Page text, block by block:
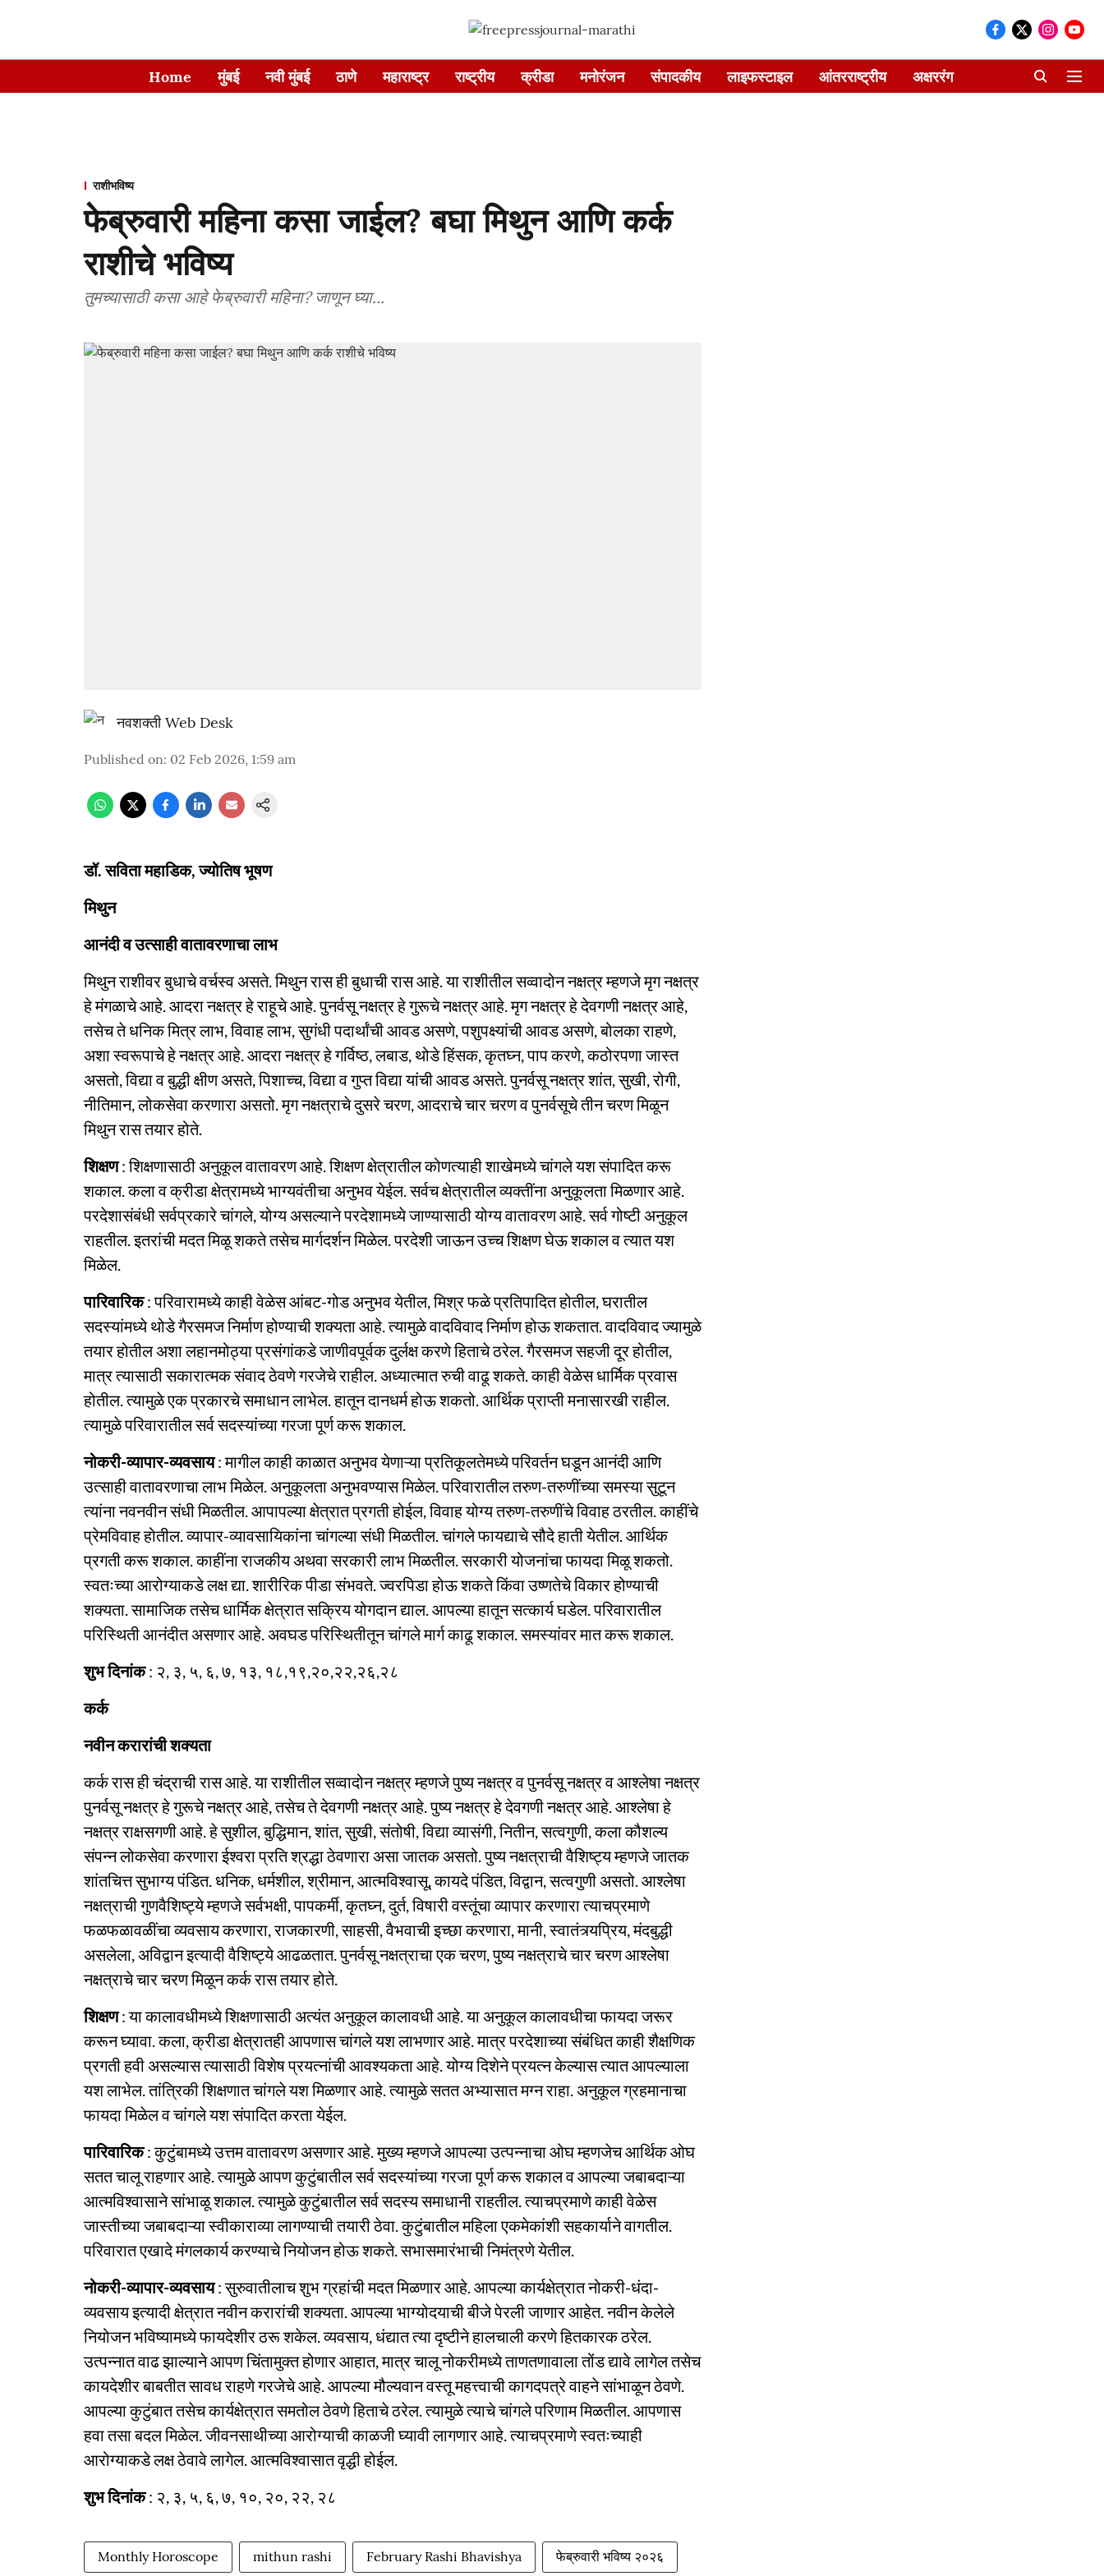
Home मुंबई नवी मुंबई ठाणे महाराष्ट्र राष्ट्रीय क्रीडा मनोरंजन संपादकीय लाइफस्टाइल आंतरराष्ट्रीय अक्षररंग
राशीभविष्य
फेब्रुवारी महिना कसा जाईल? बघा मिथुन आणि कर्क
राशीचे भविष्य
तुमच्यासाठी कसा आहे फेब्रुवारी महिना? जाणून घ्या...
नवशक्ती Web Desk
Published on: 02 Feb 2026, 1:59 am
डॉ. सविता महाडिक, ज्योतिष भूषण
मिथुन
आनंदी व उत्साही वातावरणाचा लाभ
मिथुन राशीवर बुधाचे वर्चस्व असते. मिथुन रास ही बुधाची रास आहे. या राशीतील सव्वादोन नक्षत्र म्हणजे मृग नक्षत्र
हे मंगळाचे आहे. आदरा नक्षत्र हे राहूचे आहे. पुनर्वसू नक्षत्र हे गुरूचे नक्षत्र आहे. मृग नक्षत्र हे देवगणी नक्षत्र आहे,
तसेच ते धनिक मित्र लाभ, विवाह लाभ, सुगंधी पदार्थांची आवड असणे, पशुपक्ष्यांची आवड असणे, बोलका राहणे,
अशा स्वरूपाचे हे नक्षत्र आहे. आदरा नक्षत्र हे गर्विष्ठ, लबाड, थोडे हिंसक, कृतघ्न, पाप करणे, कठोरपणा जास्त
असतो, विद्या व बुद्धी क्षीण असते, पिशाच्च, विद्या व गुप्त विद्या यांची आवड असते. पुनर्वसू नक्षत्र शांत, सुखी, रोगी,
नीतिमान, लोकसेवा करणारा असतो. मृग नक्षत्राचे दुसरे चरण, आदराचे चार चरण व पुनर्वसूचे तीन चरण मिळून
मिथुन रास तयार होते.
शिक्षण: शिक्षणासाठी अनुकूल वातावरण आहे. शिक्षण क्षेत्रातील कोणत्याही शाखेमध्ये चांगले यश संपादित करू
शकाल. कला व क्रीडा क्षेत्रामध्ये भाग्यवंतीचा अनुभव येईल. सर्वच क्षेत्रातील व्यक्तींना अनुकूलता मिळणार आहे.
परदेशासंबंधी सर्वप्रकारे चांगले, योग्य असल्याने परदेशामध्ये जाण्यासाठी योग्य वातावरण आहे. सर्व गोष्टी अनुकूल
राहतील. इतरांची मदत मिळू शकते तसेच मार्गदर्शन मिळेल. परदेशी जाऊन उच्च शिक्षण घेऊ शकाल व त्यात यश
मिळेल.
पारिवारिक: परिवारामध्ये काही वेळेस आंबट-गोड अनुभव येतील, मिश्र फळे प्रतिपादित होतील, घरातील
सदस्यांमध्ये थोडे गैरसमज निर्माण होण्याची शक्यता आहे. त्यामुळे वादविवाद निर्माण होऊ शकतात. वादविवाद ज्यामुळे
तयार होतील अशा लहानमोठ्या प्रसंगांकडे जाणीवपूर्वक दुर्लक्ष करणे हिताचे ठरेल. गैरसमज सहजी दूर होतील,
मात्र त्यासाठी सकारात्मक संवाद ठेवणे गरजेचे राहील. अध्यात्मात रुची वाढू शकते. काही वेळेस धार्मिक प्रवास
होतील. त्यामुळे एक प्रकारचे समाधान लाभेल. हातून दानधर्म होऊ शकतो. आर्थिक प्राप्ती मनासारखी राहील.
त्यामुळे परिवारातील सर्व सदस्यांच्या गरजा पूर्ण करू शकाल.
नोकरी-व्यापार-व्यवसाय: मागील काही काळात अनुभव येणाऱ्या प्रतिकूलतेमध्ये परिवर्तन घडून आनंदी आणि
उत्साही वातावरणाचा लाभ मिळेल. अनुकूलता अनुभवण्यास मिळेल. परिवारातील तरुण-तरुणींच्या समस्या सुटून
त्यांना नवनवीन संधी मिळतील. आपापल्या क्षेत्रात प्रगती होईल, विवाह योग्य तरुण-तरुणींचे विवाह ठरतील. काहींचे
प्रेमविवाह होतील. व्यापार-व्यावसायिकांना चांगल्या संधी मिळतील. चांगले फायद्याचे सौदे हाती येतील. आर्थिक
प्रगती करू शकाल. काहींना राजकीय अथवा सरकारी लाभ मिळतील. सरकारी योजनांचा फायदा मिळू शकतो.
स्वतःच्या आरोग्याकडे लक्ष द्या. शारीरिक पीडा संभवते. ज्वरपिडा होऊ शकते किंवा उष्णतेचे विकार होण्याची
शक्यता. सामाजिक तसेच धार्मिक क्षेत्रात सक्रिय योगदान द्याल. आपल्या हातून सत्कार्य घडेल. परिवारातील
परिस्थिती आनंदीत असणार आहे. अवघड परिस्थितीतून चांगले मार्ग काढू शकाल. समस्यांवर मात करू शकाल.
शुभ दिनांक: २, ३, ५, ६, ७, १३, १८,१९,२०,२२,२६,२८
कर्क
नवीन करारांची शक्यता
कर्क रास ही चंद्राची रास आहे. या राशीतील सव्वादोन नक्षत्र म्हणजे पुष्य नक्षत्र व पुनर्वसू नक्षत्र व आश्लेषा नक्षत्र
पुनर्वसू नक्षत्र हे गुरूचे नक्षत्र आहे, तसेच ते देवगणी नक्षत्र आहे. पुष्य नक्षत्र हे देवगणी नक्षत्र आहे. आश्लेषा हे
नक्षत्र राक्षसगणी आहे. हे सुशील, बुद्धिमान, शांत, सुखी, संतोषी, विद्या व्यासंगी, नितीन, सत्वगुणी, कला कौशल्य
संपन्न लोकसेवा करणारा ईश्वरा प्रति श्रद्धा ठेवणारा असा जातक असतो. पुष्य नक्षत्राची वैशिष्ट्य म्हणजे जातक
शांतचित्त सुभाग्य पंडित. धनिक, धर्मशील, श्रीमान, आत्मविश्वासू, कायदे पंडित, विद्वान, सत्वगुणी असतो. आश्लेषा
नक्षत्राची गुणवैशिष्ट्ये म्हणजे सर्वभक्षी, पापकर्मी, कृतघ्न, दुर्त, विषारी वस्तूंचा व्यापार करणारा त्याचप्रमाणे
फळफळावळींचा व्यवसाय करणारा, राजकारणी, साहसी, वैभवाची इच्छा करणारा, मानी, स्वातंत्र्यप्रिय, मंदबुद्धी
असलेला, अविद्वान इत्यादी वैशिष्ट्ये आढळतात. पुनर्वसू नक्षत्राचा एक चरण, पुष्य नक्षत्राचे चार चरण आश्लेषा
नक्षत्राचे चार चरण मिळून कर्क रास तयार होते.
शिक्षण: या कालावधीमध्ये शिक्षणासाठी अत्यंत अनुकूल कालावधी आहे. या अनुकूल कालावधीचा फायदा जरूर
करून घ्यावा. कला, क्रीडा क्षेत्रातही आपणास चांगले यश लाभणार आहे. मात्र परदेशाच्या संबंधित काही शैक्षणिक
प्रगती हवी असल्यास त्यासाठी विशेष प्रयत्नांची आवश्यकता आहे. योग्य दिशेने प्रयत्न केल्यास त्यात आपल्याला
यश लाभेल. तांत्रिकी शिक्षणात चांगले यश मिळणार आहे. त्यामुळे सतत अभ्यासात मग्न राहा. अनुकूल ग्रहमानाचा
फायदा मिळेल व चांगले यश संपादित करता येईल.
पारिवारिक: कुटुंबामध्ये उत्तम वातावरण असणार आहे. मुख्य म्हणजे आपल्या उत्पन्नाचा ओघ म्हणजेच आर्थिक ओघ
सतत चालू राहणार आहे. त्यामुळे आपण कुटुंबातील सर्व सदस्यांच्या गरजा पूर्ण करू शकाल व आपल्या जबाबदाऱ्या
आत्मविश्वासाने सांभाळू शकाल. त्यामुळे कुटुंबातील सर्व सदस्य समाधानी राहतील. त्याचप्रमाणे काही वेळेस
जास्तीच्या जबाबदाऱ्या स्वीकाराव्या लागण्याची तयारी ठेवा. कुटुंबातील महिला एकमेकांशी सहकार्याने वागतील.
परिवारात एखादे मंगलकार्य करण्याचे नियोजन होऊ शकते. सभासमारंभाची निमंत्रणे येतील.
नोकरी-व्यापार-व्यवसाय: सुरुवातीलाच शुभ ग्रहांची मदत मिळणार आहे. आपल्या कार्यक्षेत्रात नोकरी-धंदा-
व्यवसाय इत्यादी क्षेत्रात नवीन करारांची शक्यता. आपल्या भाग्योदयाची बीजे पेरली जाणार आहेत. नवीन केलेले
नियोजन भविष्यामध्ये फायदेशीर ठरू शकेल. व्यवसाय, धंद्यात त्या दृष्टीने हालचाली करणे हितकारक ठरेल.
उत्पन्नात वाढ झाल्याने आपण चिंतामुक्त होणार आहात, मात्र चालू नोकरीमध्ये ताणतणावाला तोंड द्यावे लागेल तसेच
कायदेशीर बाबतीत सावध राहणे गरजेचे आहे. आपल्या मौल्यवान वस्तू महत्त्वाची कागदपत्रे वाहने सांभाळून ठेवणे.
आपल्या कुटुंबात तसेच कार्यक्षेत्रात समतोल ठेवणे हिताचे ठरेल. त्यामुळे त्याचे चांगले परिणाम मिळतील. आपणास
हवा तसा बदल मिळेल. जीवनसाथीच्या आरोग्याची काळजी घ्यावी लागणार आहे. त्याचप्रमाणे स्वतःच्याही
आरोग्याकडे लक्ष ठेवावे लागेल. आत्मविश्वासात वृद्धी होईल.
शुभ दिनांक: २, ३, ५, ६, ७, १०, २०, २२, २८
Monthly Horoscope mithun rashi February Rashi Bhavishya फेब्रुवारी भविष्य २०२६